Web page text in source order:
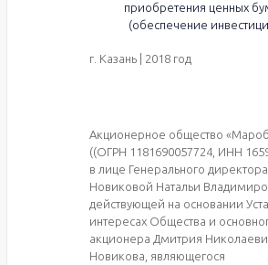
приобретения ценных
(обеспечение
г. Казань | 2018 год
Акционерное общество
((ОГРН 1181690057724, ИНН
в лице Генерального директора
Новиковой Натальи
действующей на основании
интересах Общества и
акционера Дмитрия
Новикова, являющегося